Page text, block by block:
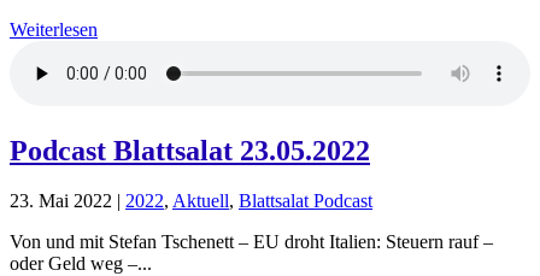
Weiterlesen
Podcast Blattsalat 23.05.2022
23. Mai 2022 2022, Aktuell, Blattsalat Podcast
Von und mit Stefan Tschenett – EU droht Italien: Steuern rauf –
oder Geld weg –...